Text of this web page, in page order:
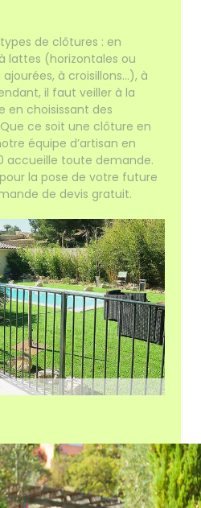
de clôtures : en
lattes (horizontales ou
à croisillons...), à
il faut veiller à la
en choisissant des
ce soit une clôture en
équipe d’artisan en
accueille toute demande.
la pose de votre future
de devis gratuit.